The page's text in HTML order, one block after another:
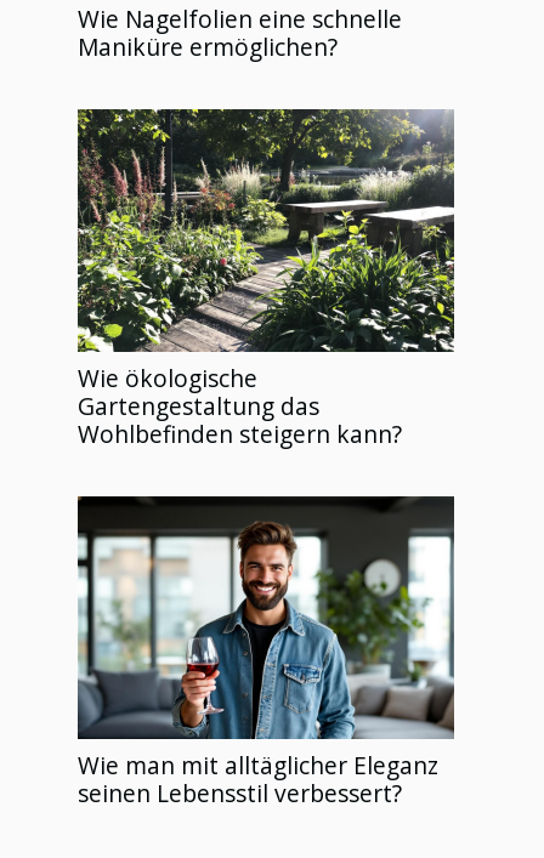
Wie Nagelfolien eine schnelle
Maniküre ermöglichen?
Wie ökologische
Gartengestaltung das
Wohlbefinden steigern kann?
Wie man mit alltäglicher Eleganz
seinen Lebensstil verbessert?